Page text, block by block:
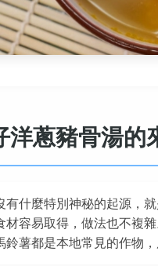
洋蔥豬骨湯的
有什麼特別神秘的起源，
材容易取得，做法也不複
鈴薯都是本地常見的作物